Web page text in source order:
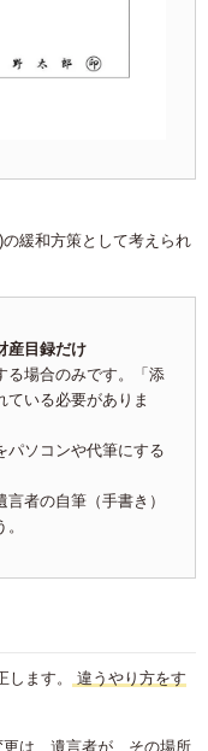
緩和方策として考えられ
産目録だけ
る場合のみです。「添
ている必要がありま
パソコンや代筆にする
者の自筆（手書き）
ます。
違うやり方をす
は、遺言者が、その場所